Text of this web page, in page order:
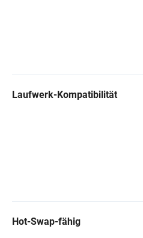
Laufwerk-Kompatibilität
Hot-Swap-fähig